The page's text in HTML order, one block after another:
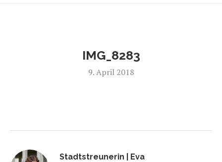
IMG_8283
9. April 2018
Stadtstreunerin | Eva